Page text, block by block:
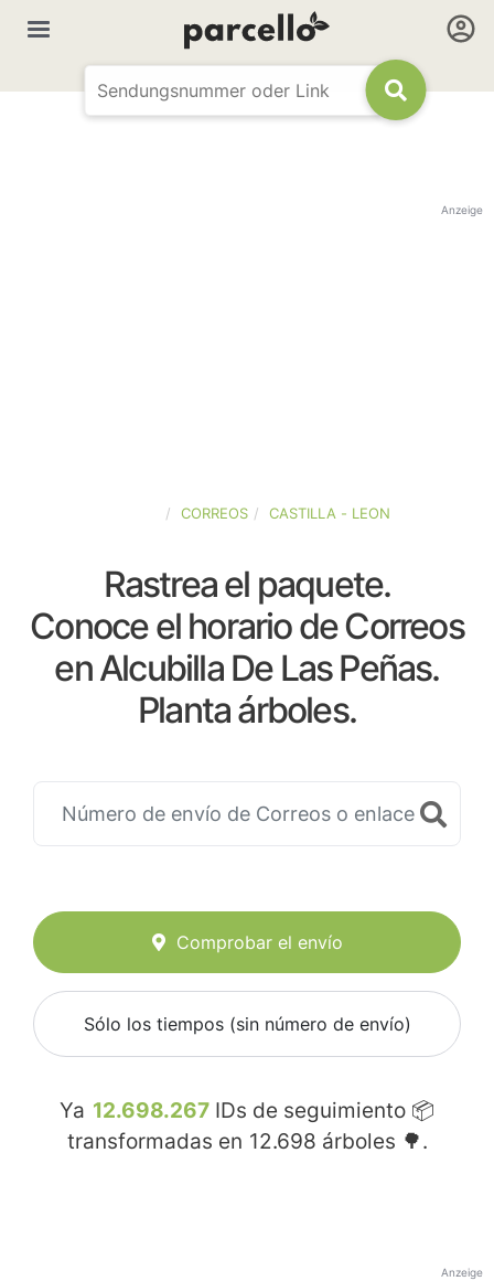
Anzeige
CORREOS CASTILLA - LEON
Rastrea el paquete.
Conoce el horario de Correos
en Alcubilla De Las Peñas.
Planta árboles.
Comprobar el envío
Sólo los tiempos (sin número de envío)
Ya 12.698.267 IDs de seguimiento 📦
transformadas en 12.698 árboles 🌳.
Anzeige